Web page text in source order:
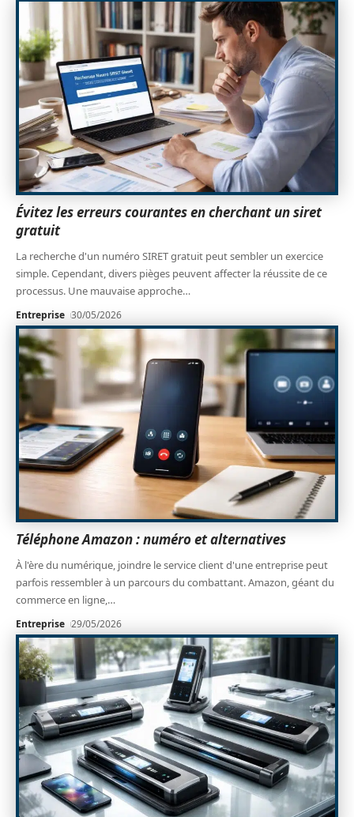
Évitez les erreurs courantes en cherchant un siret
gratuit
La recherche d'un numéro SIRET gratuit peut sembler un exercice
simple. Cependant, divers pièges peuvent affecter la réussite de ce
processus. Une mauvaise approche…
Entreprise 30/05/2026
Téléphone Amazon : numéro et alternatives
À l'ère du numérique, joindre le service client d'une entreprise peut
parfois ressembler à un parcours du combattant. Amazon, géant du
commerce en ligne,…
Entreprise 29/05/2026